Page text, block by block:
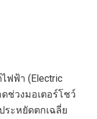
ฟฟ้า (Electric
ช่วงมอเตอร์โชว์
ะหยัดตกเฉลี่ย